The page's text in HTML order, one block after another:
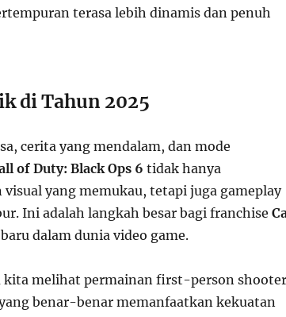
terasa lebih dinamis dan penuh
di Tahun 2025
cerita yang mendalam, dan mode
of Duty: Black Ops 6 tidak hanya
yang memukau, tetapi juga gameplay
Ini adalah langkah besar bagi franchise
dalam dunia video game.
kita melihat permainan first-person
benar-benar memanfaatkan kekuatan